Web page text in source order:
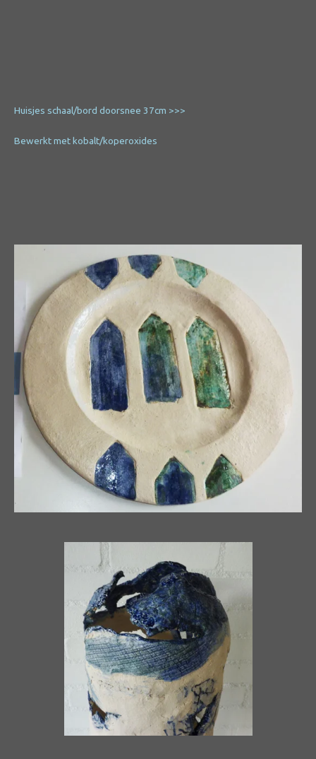
Huisjes schaal/bord doorsnee 37cm >>>
Bewerkt met kobalt/koperoxides